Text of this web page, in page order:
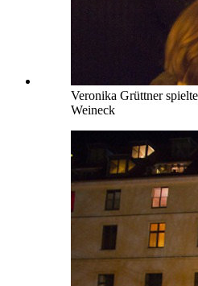
Veronika Grüttner
Weineck